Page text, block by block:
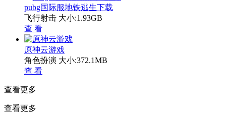
pubg国际服地铁逃生下载
飞行射击 大小:1.93GB
查 看
原神云游戏
角色扮演 大小:372.1MB
查 看
查看更多
查看更多